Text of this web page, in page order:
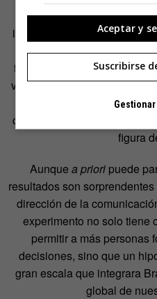
estimulación magnética
individuales al lóbulo
cerebral, el receptor
fosfeno; un fenómeno
ver manchas luminosas)
debajo de cierto umbral,
cerebro que le envía la
figura
Aunque a priori puede
resultados son
dirección de la
experimento no solo tiene
permitir a más personas
decisiones, sino que un
gran escala que integrara
global de
Aceptar y
Suscribirse